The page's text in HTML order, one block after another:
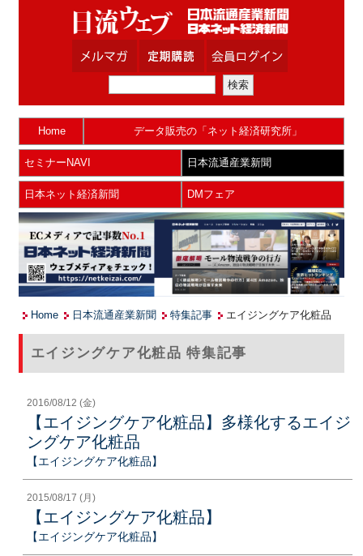
Home データ販売の「ネット経済研究所」
セミナーNAVI 日本流通産業新聞
日本ネット経済新聞 DMフェア
Home 日本流通産業新聞 特集記事 エイジングケア化粧品
エイジングケア化粧品 特集記事
2016/08/12 (金)
【エイジングケア化粧品】多様化するエイジ
ングケア化粧品
【エイジングケア化粧品】
2015/08/17 (月)
【エイジングケア化粧品】
【エイジングケア化粧品】